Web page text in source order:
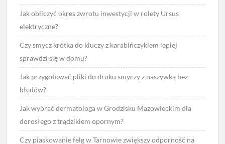
Jak obliczyć okres zwrotu inwestycji w rolety Ursus
elektryczne?
Czy smycz krótka do kluczy z karabińczykiem lepiej
sprawdzi się w domu?
Jak przygotować pliki do druku smyczy z naszywką bez
błędów?
Jak wybrać dermatologa w Grodzisku Mazowieckim dla
dorosłego z trądzikiem opornym?
Czy piaskowanie felg w Tarnowie zwiększy odporność na